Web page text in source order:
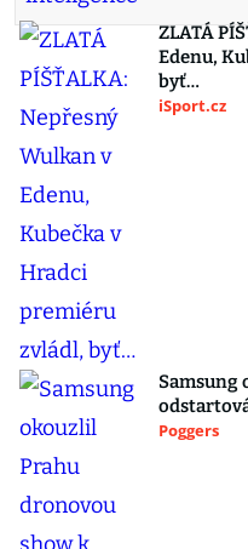
ZLATÁ
Edenu,
byť…
iSport.cz
Samsung
Poggers